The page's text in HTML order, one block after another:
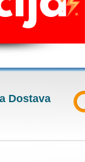
Dostava